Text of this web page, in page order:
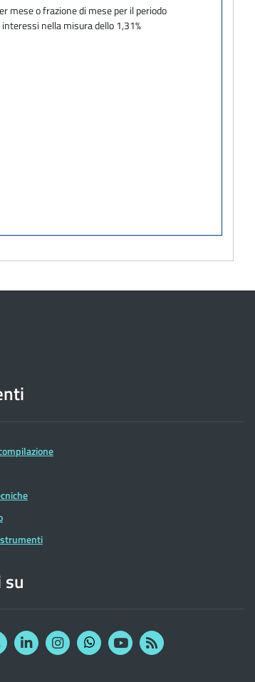
mese o frazione di mese per il periodo
nella misura dello 1,31%
su
TwitterLinkedinInstagram
YouTubeRSS